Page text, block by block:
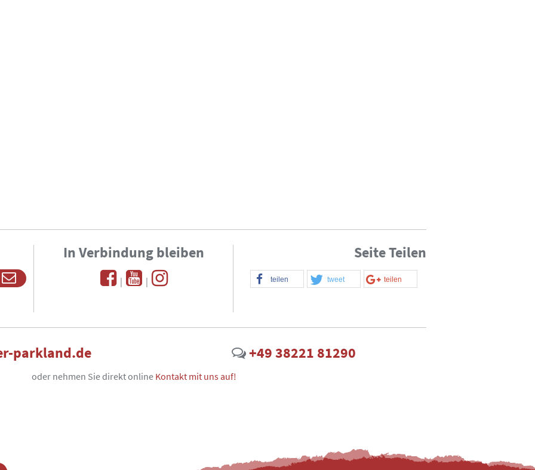
In Verbindung bleiben
| |
Seite Teilen
teilen tweet teilen
parkland.de +49 38221 81290
oder nehmen Sie direkt online Kontakt mit uns auf!